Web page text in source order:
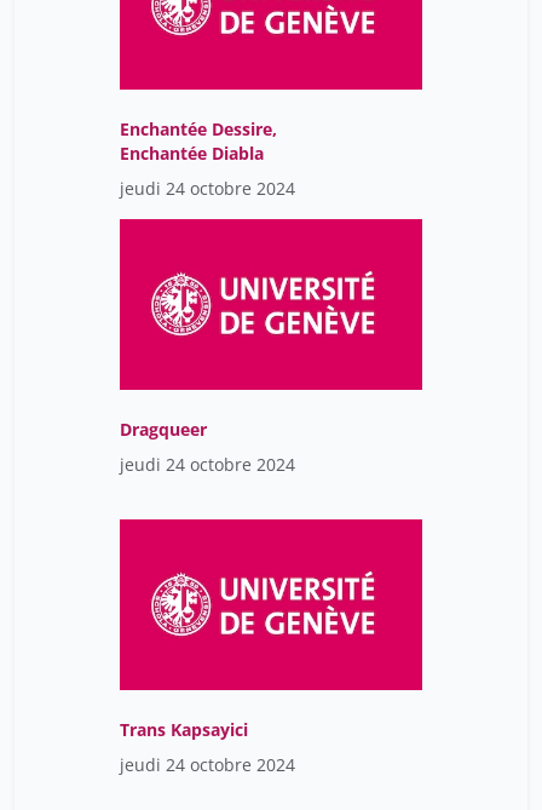
Enchantée Dessire,
Enchantée Diabla
jeudi 24 octobre 2024
Dragqueer
jeudi 24 octobre 2024
Trans Kapsayici
jeudi 24 octobre 2024